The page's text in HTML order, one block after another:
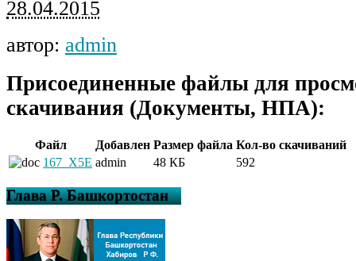
28.04.2015
автор: admin
Присоединенные файлы для
скачивания (Документы, НПА):
Файл Добавлен Размер файла Кол-во скачиваний
167_X5E admin 48 КБ 592
Глава Р. Башкортостан